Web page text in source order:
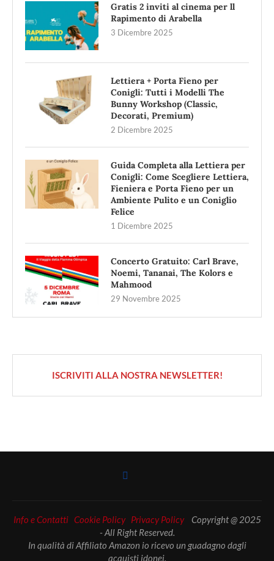
Gratis 2 inviti al cinema per ll
Rapimento di Arabella
3 Dicembre 2025
Lettiera + Porta Fieno per
Conigli: Tutti i Modelli The
Bunny Workshop (Classic,
Decorati, Premium)
2 Dicembre 2025
Guida Completa alla Lettiera per
Conigli: Come Scegliere Lettiera,
Fieniera e Porta Fieno per un
Ambiente Pulito e un Coniglio
Felice
1 Dicembre 2025
Concerto Gratuito: Carl Brave,
Noemi, Tananai, The Kolors e
Mahmood
29 Novembre 2025
ISCRIVITI ALLA NOSTRA NEWSLETTER!
Info e Contatti Cookie Policy Privacy PolicyCopyright @ 2025
- All Right Reserved.
In qualità di Affiliato Amazon io ricevo un guadagno dagli
acquisti idonei.